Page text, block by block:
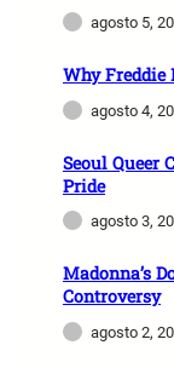
agosto 5,
Why Freddie
agosto 4,
Seoul Queer
Pride
agosto 3,
Madonna’s
Controversy
agosto 2,